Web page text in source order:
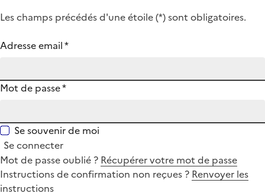
Les champs précédés d'une étoile (*) sont obligatoires.
Adresse email*
Mot de passe*
Se souvenir de moi
Se connecter
Mot de passe oublié ? Récupérer votre mot de passe
Instructions de confirmation non reçues ? Renvoyer les
instructions